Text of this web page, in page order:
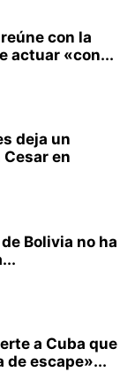
con la
actuar «con...
deja un
en
Bolivia no ha
a Cuba que
de escape»...